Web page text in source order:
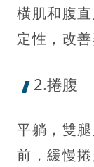
橫肌和腹
定性，改善
2.捲腹
平躺，雙
前，緩慢